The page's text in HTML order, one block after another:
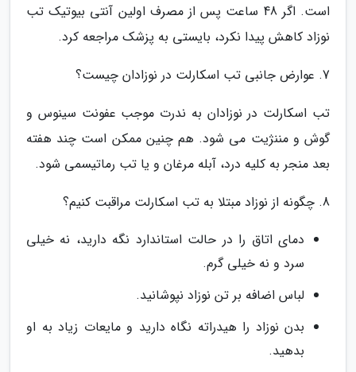
است. اگر 48 ساعت پس از مصرف اولین آنتی بیوتیک تب
نوزاد کاهش پیدا نکرد، بایستی به پزشک مراجعه کرد.
7. عوارض جانبی تب اسکارلت در نوزادان چیست؟
تب اسکارلت در نوزادان به ندرت موجب عفونت سینوس و
گوش و مننژیت می شود. هم چنین ممکن است چند هفته
بعد منجر به کلیه درد، آبله مرغان و یا تب رماتیسمی شود.
8. چگونه از نوزاد مبتلا به تب اسکارلت مراقبت کنیم؟
دمای اتاق را در حالت استاندارد نگه دارید، نه خیلی
سرد و نه خیلی گرم.
لباس اضافه بر تن نوزاد نپوشانید.
بدن نوزاد را هیدراته نگاه دارید و مایعات زیاد به او
بدهید.